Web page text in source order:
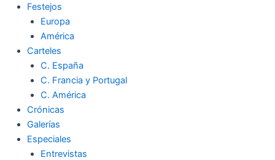
Festejos
Europa
América
Carteles
C. España
C. Francia y Portugal
C. América
Crónicas
Galerías
Especiales
Entrevistas